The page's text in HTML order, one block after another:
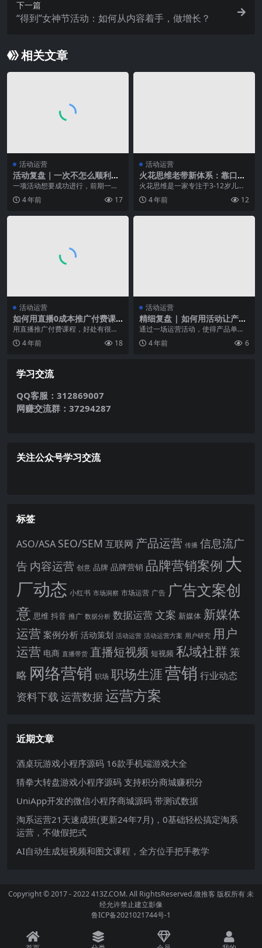
下一篇
“得到”女神节活动：如何从内容着手，做增长？
相关文章
活动运营
活动复盘｜一次不怎么顺利的
线下活动给我的启示
一项活动想要成功进行，前期一定
要做好充足的准备。本文作者的团
队由于时间较紧，前期...
4 年前 17
活动运营
火花思维老带新体系：靠口碑
引流12万正价用户的秘密
火花思维是一家专注于3-12岁儿童
教育启蒙和思维训练的线上机构，
主打6人小班课及...
4 年前 12
活动运营
如何用直播0成本推广付费课
程？
用直播推广付费课程，好处有很
多，只要你准备得当，一场直播下
来，既能达到超高转化率...
4 年前 18
活动运营
精细复盘 | 如何用活动让产品
收入一天增长8倍？
通过一场运营活动，使得产品单天
收入增长8倍。这样的成绩和数据，
相信对于很多运营同...
4 年前 6
学习交流
QQ客服：312869007
网赚交流群：37294287
关注公众号学习交流
标签
ASO/ASA SEO/SEM 互联网 产品运营 传播 信息流广
告 内容运营 创意 品牌 品牌营销 品牌营销案例 大
厂动态 小红书 市场洞察 市场运营 广告 广告文案创
意 思维 抖音 推广 数据分析 数据运营 文案 新媒体 新媒体
运营 案例分析 活动策划 活动运营 活动运营方案 用户研究 用户
运营 电商 直播带货 直播短视频 短视频 私域社群 策
略 网络营销 职场 职场生涯营销 行业动态
资料下载 运营数据运营方案
近期文章
酒桌玩游戏小程序源码 16款手机端游戏大全
猜拳大转盘游戏小程序源码 支持积分商城赚积分
UniApp开发的微信小程序商城源码 带测试数据
淘系运营21天速成班(更新24年7月)，0基础轻松搞定淘系
运营，不做假把式
AI自动生成短视频和图文课程，全方位手把手教学
Copyright © 2017 - 2022 413Z.COM. All RightsReserved.微推客 版权所有 未
经允许禁止建立影像
鲁ICP备2021021744号-1